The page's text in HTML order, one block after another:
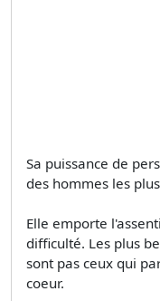
Sa puissance de
des hommes les
Elle emporte
difficulté. Les plus
sont pas ceux qui
coeur.